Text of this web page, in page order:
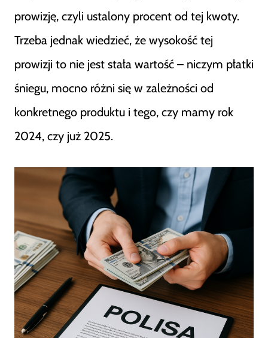
prowizję, czyli ustalony procent od tej kwoty.
Trzeba jednak wiedzieć, że wysokość tej
prowizji to nie jest stała wartość – niczym płatki
śniegu, mocno różni się w zależności od
konkretnego produktu i tego, czy mamy rok
2024, czy już 2025.